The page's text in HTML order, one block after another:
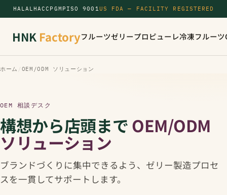
HALALHACCP GMP ISO 9001US FDA — FACILITY REGISTERED
HNK Factoryフルーツゼリープロピューレ冷凍フルーツ
ホーム / OEM/ODM ソリューション
OEM 相談デスク
構想から店頭までOEM/ODM
ソリューション
ブランドづくりに集中できるよう、ゼリー製造プロセ
スを一貫してサポートします。